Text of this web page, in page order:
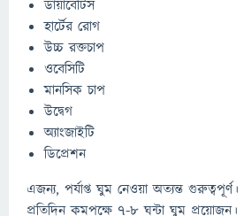
ডায়াবেটিস
হার্টের রোগ
উচ্চ রক্তচাপ
ওবেসিটি
মানসিক চাপ
উদ্বেগ
অ্যাংজাইটি
ডিপ্রেশন
এজন্য, পর্যাপ্ত ঘুম নেওয়া অত্যন্ত
প্রতিদিন কমপক্ষে ৭-৮ ঘন্টা ঘুম প্রয়োজন।